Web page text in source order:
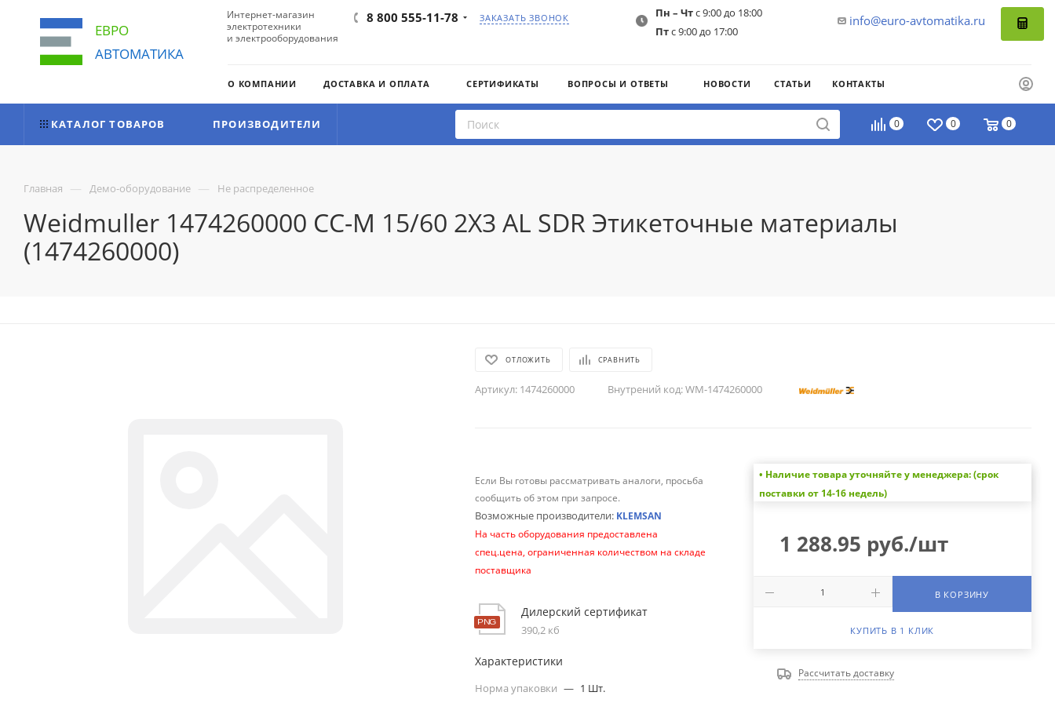
ЕВРО
АВТОМАТИКА
Интернет-магазин
электротехники
и электрооборудования
8 800 555-11-78 ЗАКАЗАТЬ ЗВОНОК info@euro-avtomatika.ru
Пн – Чтс 9:00 до 18:00
Птс 9:00 до 17:00
О КОМПАНИИ ДОСТАВКА И ОПЛАТА СЕРТИФИКАТЫ ВОПРОСЫ И ОТВЕТЫ НОВОСТИ СТАТЬИ КОНТАКТЫ
0 0 0
КАТАЛОГ ТОВАРОВ ПРОИЗВОДИТЕЛИ
Главная — Демо-оборудование — Не распределенное
Weidmuller 1474260000 CC-M 15/60 2X3 AL SDR Этикеточные материалы
(1474260000)
ОТЛОЖИТЬ СРАВНИТЬ
Артикул: 1474260000 Внутрений код:WM-1474260000
Если Вы готовы рассматривать аналоги, просьба
сообщить об этом при запросе.
Возможные производители: KLEMSAN
На часть оборудования предоставлена
спец.цена, ограниченная количеством на складе
поставщика
Дилерский сертификат
390,2 кб
Характеристики
Норма упаковки — 1 Шт.
• Наличие товара уточняйте у менеджера: (срок
поставки от 14-16 недель)
1 288.95 руб./шт
В КОРЗИНУ
КУПИТЬ В 1 КЛИК
Рассчитать доставку